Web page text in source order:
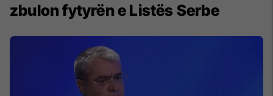
zbulon fytyrën e Listës Serbe